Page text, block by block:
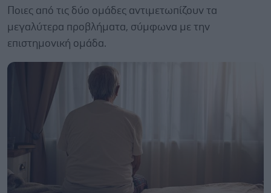
Ποιες από τις δύο ομάδες αντιμετωπίζουν τα
μεγαλύτερα προβλήματα, σύμφωνα με την
επιστημονική ομάδα.